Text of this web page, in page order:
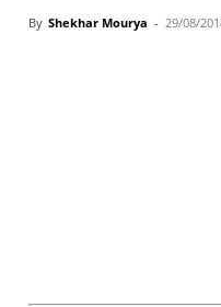
By Shekhar Mourya - 29/08/